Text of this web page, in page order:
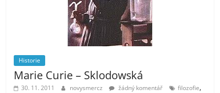
Historie
Marie Curie – Sklodowská
30. 11. 2011 novysmercz žádný komentář filozofie,